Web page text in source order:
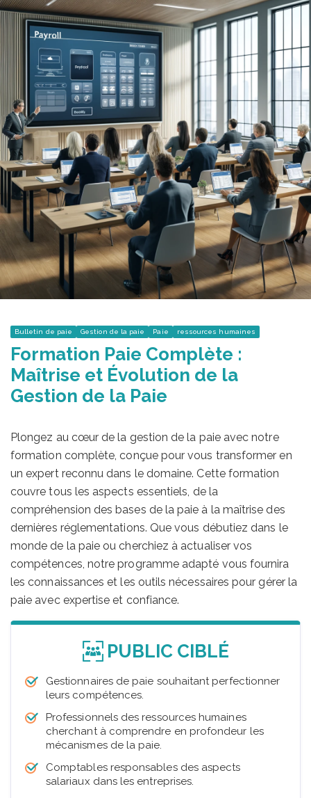
Bulletin de paie Gestion de la paie Paie ressources humaines
Formation Paie Complète :
Maîtrise et Évolution de la
Gestion de la Paie
Plongez au cœur de la gestion de la paie avec notre
formation complète, conçue pour vous transformer en
un expert reconnu dans le domaine. Cette formation
couvre tous les aspects essentiels, de la
compréhension des bases de la paie à la maîtrise des
dernières réglementations. Que vous débutiez dans le
monde de la paie ou cherchiez à actualiser vos
compétences, notre programme adapté vous fournira
les connaissances et les outils nécessaires pour gérer la
paie avec expertise et confiance.
PUBLIC CIBLÉ
Gestionnaires de paie souhaitant perfectionner
leurs compétences.
Professionnels des ressources humaines
cherchant à comprendre en profondeur les
mécanismes de la paie.
Comptables responsables des aspects
salariaux dans les entreprises.